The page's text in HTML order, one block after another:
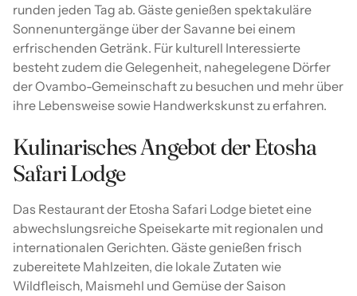
runden jeden Tag ab. Gäste genießen spektakuläre
Sonnenuntergänge über der Savanne bei einem
erfrischenden Getränk. Für kulturell Interessierte
besteht zudem die Gelegenheit, nahegelegene Dörfer
der Ovambo-Gemeinschaft zu besuchen und mehr über
ihre Lebensweise sowie Handwerkskunst zu erfahren.
Kulinarisches Angebot der Etosha
Safari Lodge
Das Restaurant der Etosha Safari Lodge bietet eine
abwechslungsreiche Speisekarte mit regionalen und
internationalen Gerichten. Gäste genießen frisch
zubereitete Mahlzeiten, die lokale Zutaten wie
Wildfleisch, Maismehl und Gemüse der Saison